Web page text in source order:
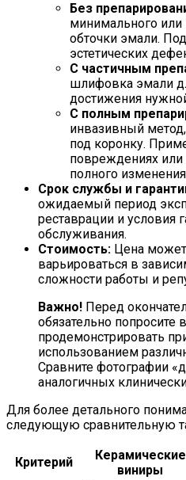
Без
минимального или
обточки эмали.
эстетических
С частичным
шлифовка эмали
достижения
С полным
инвазивный метод,
под коронку.
повреждениях
полного
Срок службы и
ожидаемый период
реставрации и условия
обслуживания.
Стоимость: Цена
варьироваться в
сложности работы и
Важно! Перед
обязательно попросите
продемонстрировать
использованием
Сравните фотографии
аналогичных
Для более детального
следующую сравнительную
Критерий
Керамические
виниры